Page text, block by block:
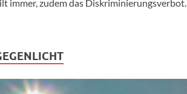
immer, zudem das Diskriminierungsverbot.